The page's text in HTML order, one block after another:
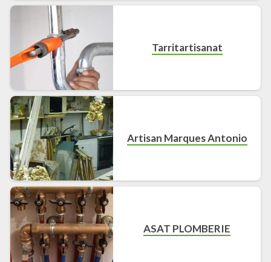
Tarritartisanat
Artisan Marques Antonio
ASAT PLOMBERIE